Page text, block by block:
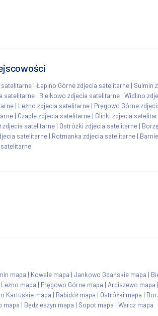
satelitarne | Łapino Górne zdjecia satelitarne | Sulmin
satelitarne | Bielkowo zdjecia satelitarne | Widlino
| Leźno zdjecia satelitarne | Pręgowo Górne
| Czaple zdjecia satelitarne | Glinki zdjecia
zdjecia satelitarne | Ostróżki zdjecia satelitarne |
satelitarne | Rotmanka zdjecia satelitarne |
mapa | Kowale mapa | Jankowo Gdańskie mapa |
Leźno mapa | Pręgowo Górne mapa | Arciszewo mapa |
Kartuskie mapa | Babidół mapa | Ostróżki mapa |
mapa | Będzieszyn mapa | Sopot mapa | Warcz mapa